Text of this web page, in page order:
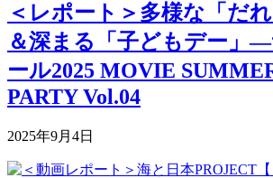
＜レポート＞多様な「だれ
＆深まる「子どもデー」
ール2025 MOVIE
PARTY Vol.04
2025年9月4日